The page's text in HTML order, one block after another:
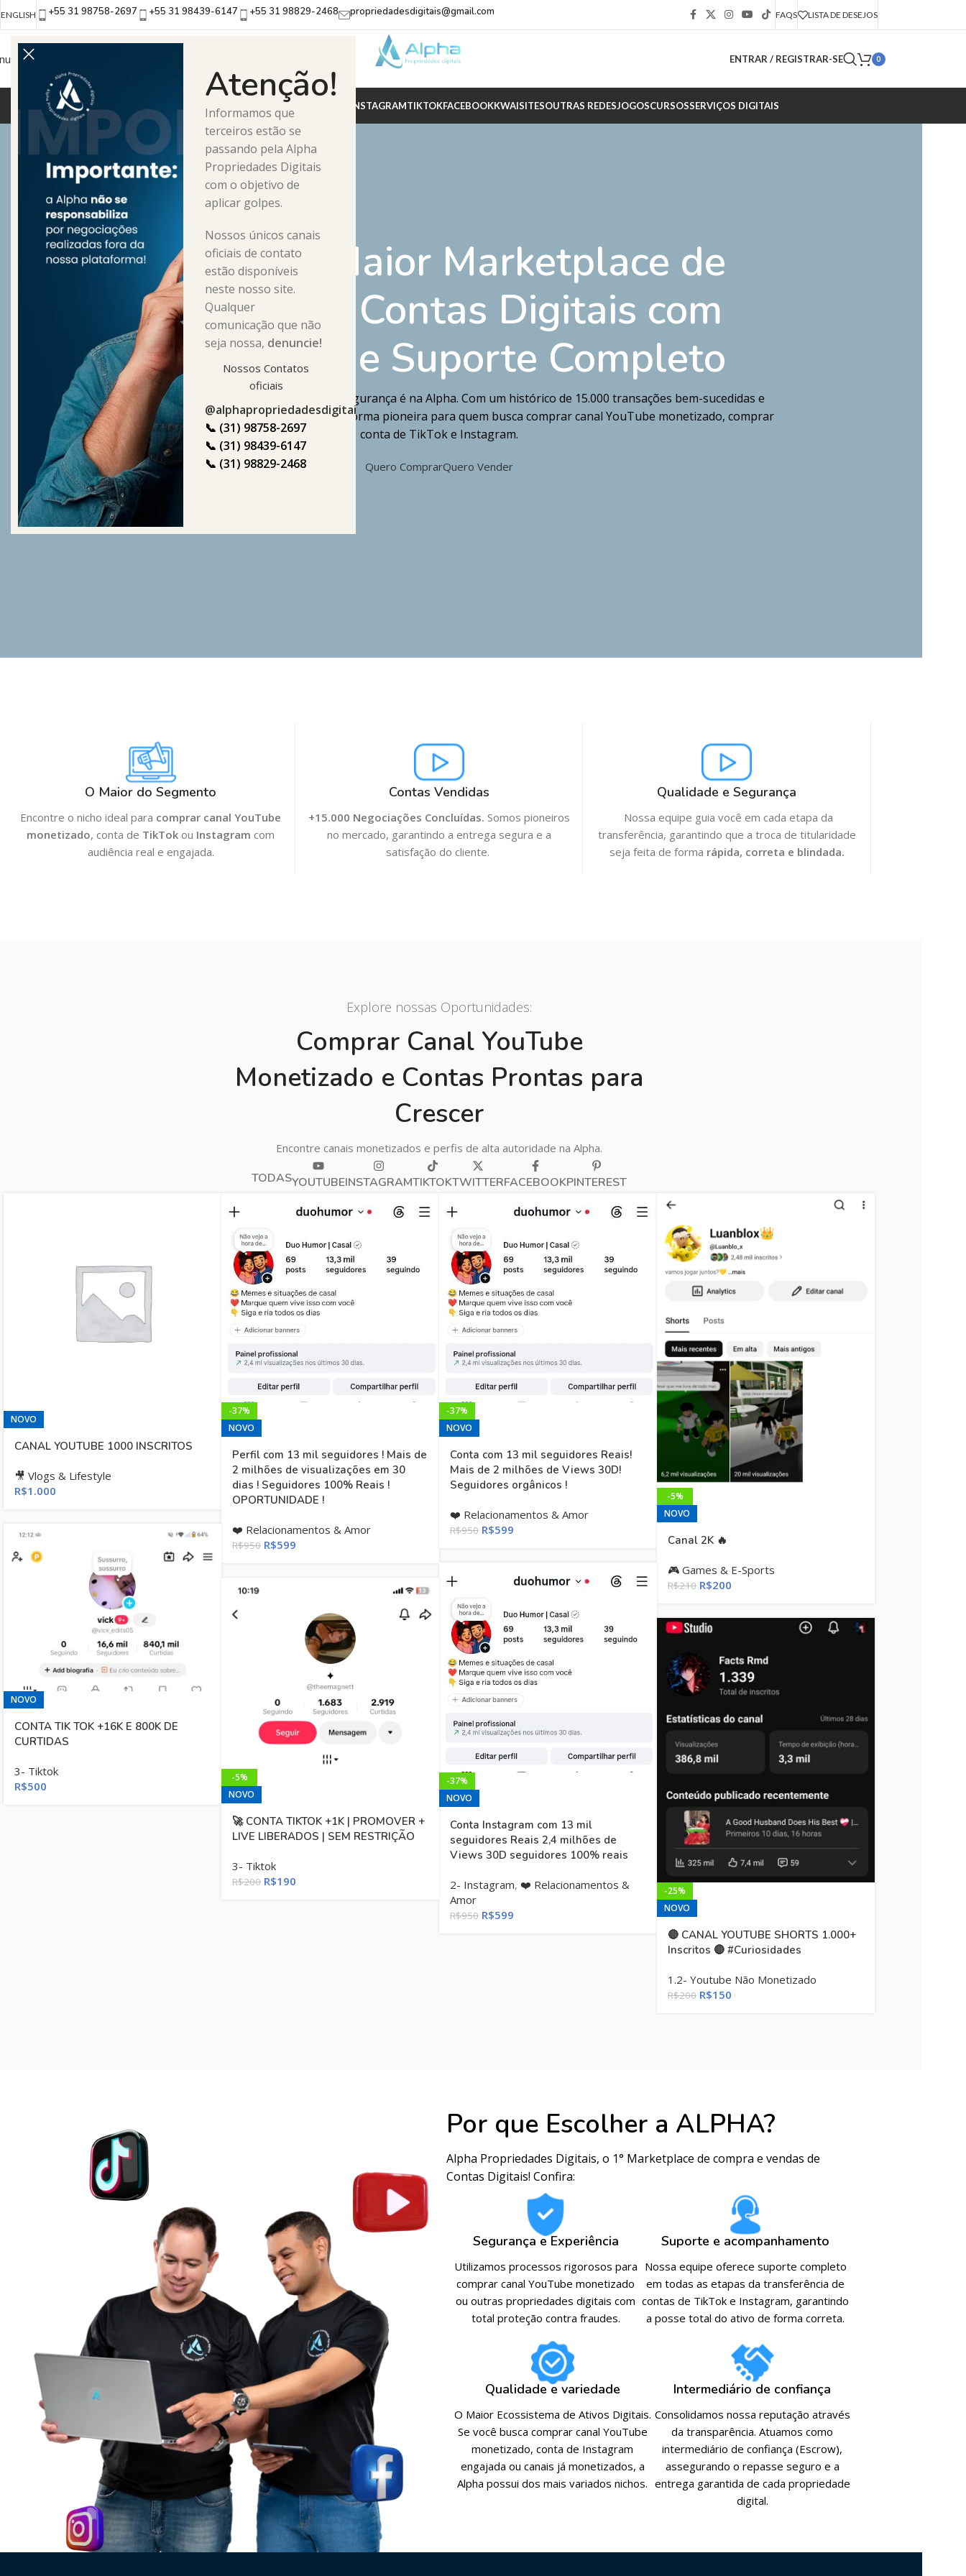
Atenção!
Informamos que
terceiros estão se
passando pela Alpha
Propriedades Digitais
com o objetivo de
aplicar golpes.
Nossos únicos canais
oficiais de contato
estão disponíveis
neste nosso site.
Qualquer
comunicação que não
seja nossa, denuncie!
Nossos Contatos
oficiais
@alphapropriedadesdigitais
📞 (31) 98758-2697
📞 (31) 98439-6147
📞 (31) 98829-2468
ENGLISH +55 31 98758-2697 +55 31 98439-6147 +55 31 98829-2468 propriedadesdigitais@gmail.com FAQS LISTA DE DESEJOS
Conta ENTRAR / REGISTRAR-SE 0
YOUTUBE NÃO MONETIZADO INSTAGRAMTIKTOKFACEBOOKKWAISITESOUTRAS REDESJOGOSCURSOSSERVIÇOS DIGITAIS
Alpha: O Maior Marketplace de
Vendas de Contas Digitais com
Segurança e Suporte Completo
Comprar canal YouTube monetizado com segurança é na Alpha. Com um histórico de 15.000 transações bem-sucedidas e
1.000+ depoimentos positivos, somos a plataforma pioneira para quem busca comprar canal YouTube monetizado, comprar
conta de TikTok e Instagram.
Quero ComprarQuero Vender
Grupo Novidades WhatsApp Telegram
O Maior do Segmento
Encontre o nicho ideal para comprar canal YouTube
monetizado, conta de TikTok ou Instagram com
audiência real e engajada.
Contas Vendidas
+15.000 Negociações Concluídas. Somos pioneiros
no mercado, garantindo a entrega segura e a
satisfação do cliente.
Qualidade e Segurança
Nossa equipe guia você em cada etapa da
transferência, garantindo que a troca de titularidade
seja feita de forma rápida, correta e blindada.
Explore nossas Oportunidades:
Comprar Canal YouTube
Monetizado e Contas Prontas para
Crescer
Encontre canais monetizados e perfis de alta autoridade na Alpha.
TODASYOUTUBEINSTAGRAMTIKTOKTWITTERFACEBOOKPINTEREST
NOVO
CANAL YOUTUBE 1000 INSCRITOS
🎥 Vlogs & Lifestyle
R$1.000
-37%
NOVO
Perfil com 13 mil seguidores ! Mais de
2 milhões de visualizações em 30
dias ! Seguidores 100% Reais !
OPORTUNIDADE !
❤️ Relacionamentos & Amor
R$950 R$599
-37%
NOVO
Conta com 13 mil seguidores Reais!
Mais de 2 milhões de Views 30D!
Seguidores orgânicos !
❤️ Relacionamentos & Amor
R$950 R$599
-5%
NOVO
Canal 2K 🔥
🎮 Games & E-Sports
R$210 R$200
NOVO
CONTA TIK TOK +16K E 800K DE
CURTIDAS
3- Tiktok
R$500
-37%
NOVO
Conta Instagram com 13 mil
seguidores Reais 2,4 milhões de
Views 30D seguidores 100% reais
2- Instagram, ❤️ Relacionamentos &
Amor
R$950 R$599
-5%
NOVO
🚀 CONTA TIKTOK +1K | PROMOVER +
LIVE LIBERADOS | SEM RESTRIÇÃO
3- Tiktok
R$200 R$190
-25%
NOVO
🔴 CANAL YOUTUBE SHORTS 1.000+
Inscritos 🔴 #Curiosidades
1.2- Youtube Não Monetizado
R$200 R$150
Por que Escolher a ALPHA?
Alpha Propriedades Digitais, o 1° Marketplace de compra e vendas de
Contas Digitais! Confira:
Segurança e Experiência
Utilizamos processos rigorosos para
comprar canal YouTube monetizado
ou outras propriedades digitais com
total proteção contra fraudes.
Suporte e acompanhamento
Nossa equipe oferece suporte completo
em todas as etapas da transferência de
contas de TikTok e Instagram, garantindo
a posse total do ativo de forma correta.
Qualidade e variedade
O Maior Ecossistema de Ativos Digitais.
Se você busca comprar canal YouTube
monetizado, conta de Instagram
engajada ou canais já monetizados, a
Alpha possui dos mais variados nichos.
Intermediário de confiança
Consolidamos nossa reputação através
da transparência. Atuamos como
intermediário de confiança (Escrow),
assegurando o repasse seguro e a
entrega garantida de cada propriedade
digital.